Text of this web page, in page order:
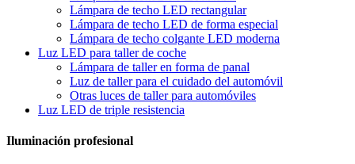
Lámpara de techo LED rectangular
Lámpara de techo LED de forma especial
Lámpara de techo colgante LED moderna
Luz LED para taller de coche
Lámpara de taller en forma de panal
Luz de taller para el cuidado del automóvil
Otras luces de taller para automóviles
Luz LED de triple resistencia
Iluminación profesional